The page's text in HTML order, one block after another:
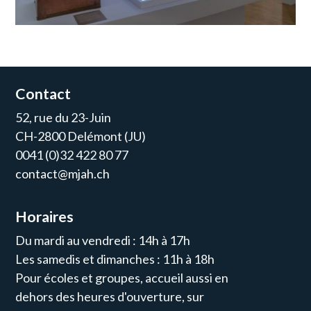
Contact
52, rue du 23-Juin
CH-2800 Delémont (JU)
0041 (0)32 422 80 77
contact@mjah.ch
Horaires
Du mardi au vendredi : 14h à 17h
Les samedis et dimanches : 11h à 18h
Pour écoles et groupes, accueil aussi en
dehors des heures d'ouverture, sur